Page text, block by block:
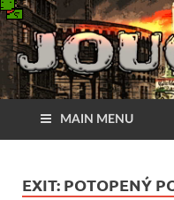
MAIN MENU
EXIT: POTOPENÝ